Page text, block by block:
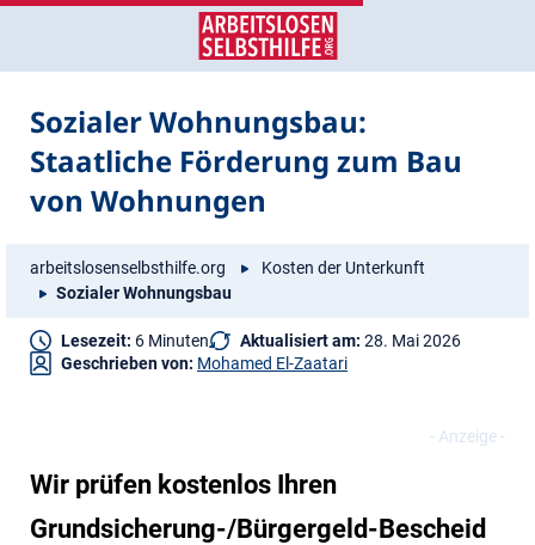
Zum
Zur
Sozialer Wohnungsbau:
Staatliche Förderung zum Bau
von Wohnungen
arbeitslosenselbsthilfe.org
Kosten der Unterkunft
Sozialer Wohnungsbau
Lesezeit: 6 Minuten Aktualisiert am: 28. Mai 2026
Geschrieben von: Mohamed El-Zaatari
Wir prüfen kostenlos Ihren
Grundsicherung-/Bürgergeld-Bescheid